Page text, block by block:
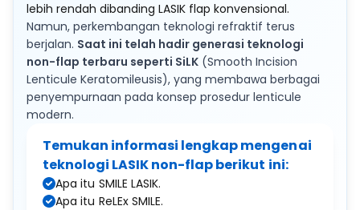
lebih rendah dibanding LASIK flap konvensional.
Namun, perkembangan teknologi refraktif terus
berjalan. Saat ini telah hadir generasi teknologi
non-flap terbaru seperti SiLK (Smooth Incision
Lenticule Keratomileusis), yang membawa berbagai
penyempurnaan pada konsep prosedur lenticule
modern.
Temukan informasi lengkap mengenai
teknologi LASIK non-flap berikut ini:
Apa itu SMILE LASIK.
Apa itu ReLEx SMILE.